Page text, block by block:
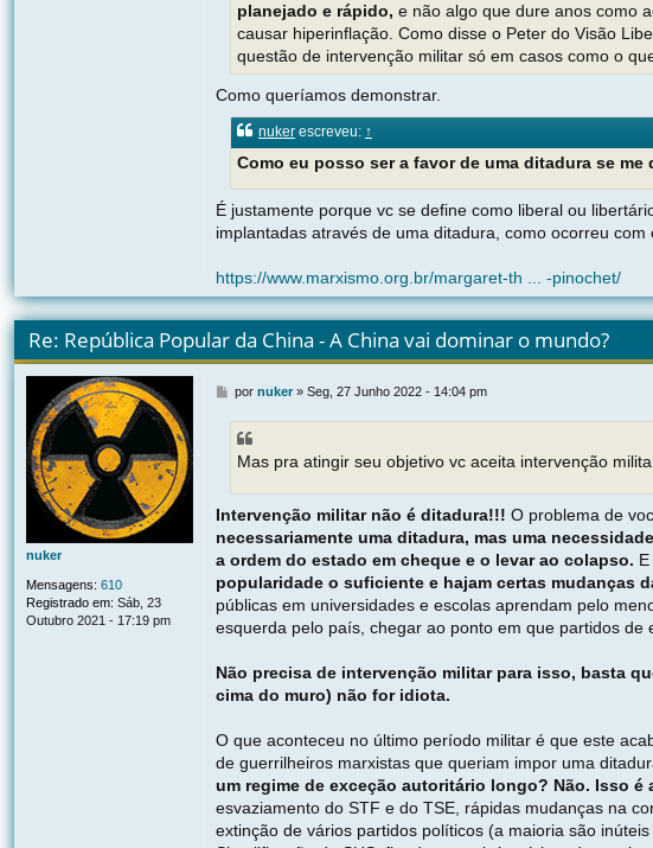
planejado e rápido, e não algo que dure anos como
causar hiperinflação. Como disse o Peter do Visão
questão de intervenção militar só em casos como o
Como queríamos demonstrar.
nuker escreveu: ↑
Como eu posso ser a favor de uma ditadura se
É justamente porque vc se define como liberal ou
implantadas através de uma ditadura, como ocorreu
https://www.marxismo.org.br/margaret-th ... -pinochet/
Re: República Popular da China - A China vai dominar o mundo?
nuker
Mensagens: 610
Registrado em: Sáb, 23
Outubro 2021 - 17:19 pm
M
n
e
m
por nuker» Seg, 27 Junho 2022 - 14:04 pm
Mas pra atingir seu objetivo vc aceita intervenção
Intervenção militar não é ditadura!!! O problema de
necessariamente uma ditadura, mas uma
a ordem do estado em cheque e o levar ao colapso.
popularidade o suficiente e hajam certas mudanças
públicas em universidades e escolas aprendam pelo
esquerda pelo país, chegar ao ponto em que partidos
Não precisa de intervenção militar para isso, basta
cima do muro) não for idiota.
O que aconteceu no último período militar é que este
de guerrilheiros marxistas que queriam impor uma
um regime de exceção autoritário longo? Não. Isso
esvaziamento do STF e do TSE, rápidas mudanças na
extinção de vários partidos políticos (a maioria são